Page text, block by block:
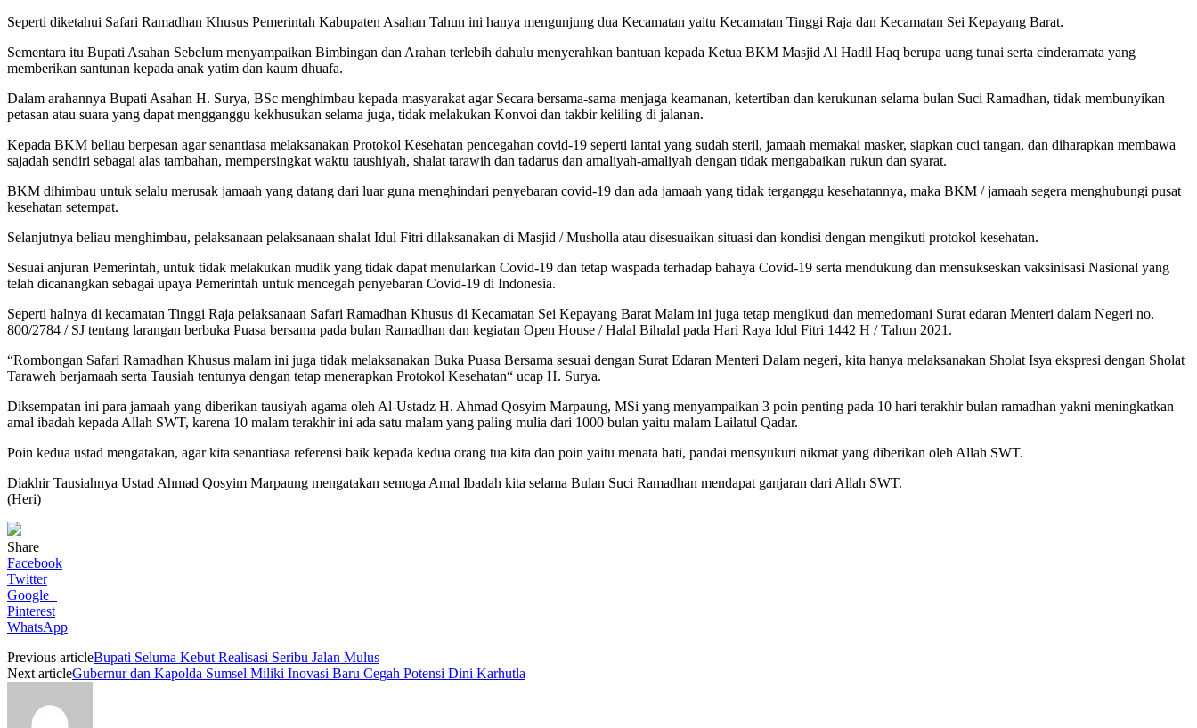
Seperti diketahui Safari Ramadhan Khusus Pemerintah Kabupaten Asahan Tahun ini hanya mengunjung dua Kecamatan yaitu Kecamatan Tinggi Raja dan Kecamatan Sei Kepayang Barat.
Sementara itu Bupati Asahan Sebelum menyampaikan Bimbingan dan Arahan terlebih dahulu menyerahkan bantuan kepada Ketua BKM Masjid Al Hadil Haq berupa uang tunai serta cinderamata yang
memberikan santunan kepada anak yatim dan kaum dhuafa.
Dalam arahannya Bupati Asahan H. Surya, BSc menghimbau kepada masyarakat agar Secara bersama-sama menjaga keamanan, ketertiban dan kerukunan selama bulan Suci Ramadhan, tidak membunyikan
petasan atau suara yang dapat mengganggu kekhusukan selama juga, tidak melakukan Konvoi dan takbir keliling di jalanan.
Kepada BKM beliau berpesan agar senantiasa melaksanakan Protokol Kesehatan pencegahan covid-19 seperti lantai yang sudah steril, jamaah memakai masker, siapkan cuci tangan, dan diharapkan membawa
sajadah sendiri sebagai alas tambahan, mempersingkat waktu taushiyah, shalat tarawih dan tadarus dan amaliyah-amaliyah dengan tidak mengabaikan rukun dan syarat.
BKM dihimbau untuk selalu merusak jamaah yang datang dari luar guna menghindari penyebaran covid-19 dan ada jamaah yang tidak terganggu kesehatannya, maka BKM / jamaah segera menghubungi pusat
kesehatan setempat.
Selanjutnya beliau menghimbau, pelaksanaan pelaksanaan shalat Idul Fitri dilaksanakan di Masjid / Musholla atau disesuaikan situasi dan kondisi dengan mengikuti protokol kesehatan.
Sesuai anjuran Pemerintah, untuk tidak melakukan mudik yang tidak dapat menularkan Covid-19 dan tetap waspada terhadap bahaya Covid-19 serta mendukung dan mensukseskan vaksinisasi Nasional yang
telah dicanangkan sebagai upaya Pemerintah untuk mencegah penyebaran Covid-19 di Indonesia.
Seperti halnya di kecamatan Tinggi Raja pelaksanaan Safari Ramadhan Khusus di Kecamatan Sei Kepayang Barat Malam ini juga tetap mengikuti dan memedomani Surat edaran Menteri dalam Negeri no.
800/2784 / SJ tentang larangan berbuka Puasa bersama pada bulan Ramadhan dan kegiatan Open House / Halal Bihalal pada Hari Raya Idul Fitri 1442 H / Tahun 2021.
“Rombongan Safari Ramadhan Khusus malam ini juga tidak melaksanakan Buka Puasa Bersama sesuai dengan Surat Edaran Menteri Dalam negeri, kita hanya melaksanakan Sholat Isya ekspresi dengan Sholat
Taraweh berjamaah serta Tausiah tentunya dengan tetap menerapkan Protokol Kesehatan“ ucap H. Surya.
Diksempatan ini para jamaah yang diberikan tausiyah agama oleh Al-Ustadz H. Ahmad Qosyim Marpaung, MSi yang menyampaikan 3 poin penting pada 10 hari terakhir bulan ramadhan yakni meningkatkan
amal ibadah kepada Allah SWT, karena 10 malam terakhir ini ada satu malam yang paling mulia dari 1000 bulan yaitu malam Lailatul Qadar.
Poin kedua ustad mengatakan, agar kita senantiasa referensi baik kepada kedua orang tua kita dan poin yaitu menata hati, pandai mensyukuri nikmat yang diberikan oleh Allah SWT.
Diakhir Tausiahnya Ustad Ahmad Qosyim Marpaung mengatakan semoga Amal Ibadah kita selama Bulan Suci Ramadhan mendapat ganjaran dari Allah SWT.
(Heri)
Share
Facebook
Twitter
Google+
Pinterest
WhatsApp
Previous articleBupati Seluma Kebut Realisasi Seribu Jalan Mulus
Next articleGubernur dan Kapolda Sumsel Miliki Inovasi Baru Cegah Potensi Dini Karhutla